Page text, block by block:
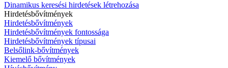
Dinamikus keresési hirdetések létrehozása
Hirdetésbővítmények
Hirdetésbővítmények
Hirdetésbővítmények fontossága
Hirdetésbővítmények típusai
Belsőlink-bővítmények
Kiemelő bővítmények